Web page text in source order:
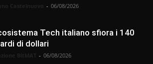
- 06/08/2026
Tech italiano sfiora i 140
di dollari
- 06/08/2026